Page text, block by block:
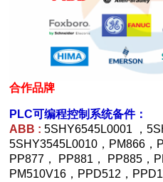
合作品牌
PLC可编程控制系统备件：
ABB :5SHY6545L0001 ，
5SHY3545L0010，PM866，
PP877， PP881， PP885，
PM510V16，PPD512，